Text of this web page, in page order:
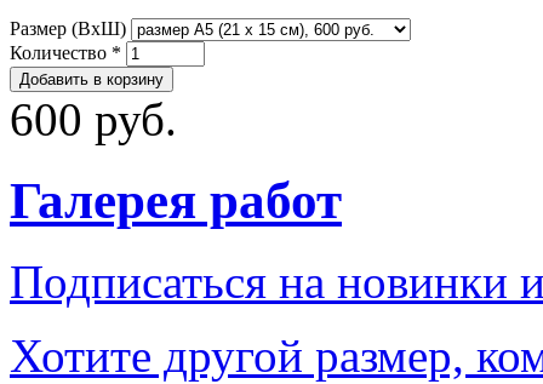
Размер (ВxШ)
Количество *
600 руб.
Галерея работ
Подписаться на новинки
Хотите другой размер,